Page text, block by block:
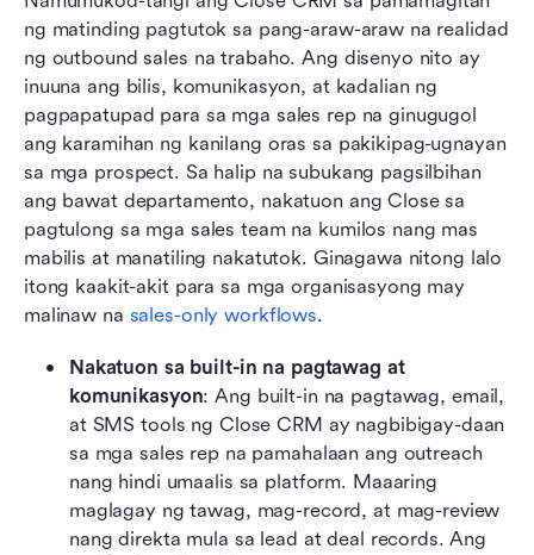
ng matinding pagtutok sa pang-araw-araw na realidad
ng outbound sales na trabaho. Ang disenyo nito ay
inuuna ang bilis, komunikasyon, at kadalian ng
pagpapatupad para sa mga sales rep na ginugugol
ang karamihan ng kanilang oras sa pakikipag-ugnayan
sa mga prospect. Sa halip na subukang pagsilbihan
ang bawat departamento, nakatuon ang Close sa
pagtulong sa mga sales team na kumilos nang mas
mabilis at manatiling nakatutok. Ginagawa nitong lalo
itong kaakit-akit para sa mga organisasyong may
malinaw na sales-only workflows.
Nakatuon sa built-in na pagtawag at
komunikasyon: Ang built-in na pagtawag, email,
at SMS tools ng Close CRM ay nagbibigay-daan
sa mga sales rep na pamahalaan ang outreach
nang hindi umaalis sa platform. Maaaring
maglagay ng tawag, mag-record, at mag-review
nang direkta mula sa lead at deal records. Ang